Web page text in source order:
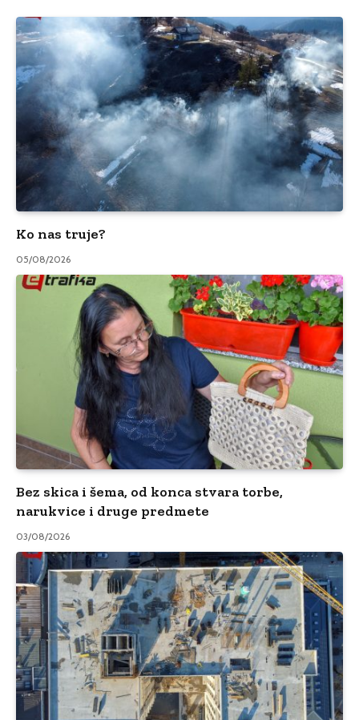
Ko nas truje?
05/08/2026
Bez skica i šema, od konca stvara torbe,
narukvice i druge predmete
03/08/2026